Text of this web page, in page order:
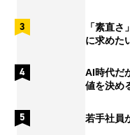
「素直
に求めた
AI時代だ
値を決め
若手社員